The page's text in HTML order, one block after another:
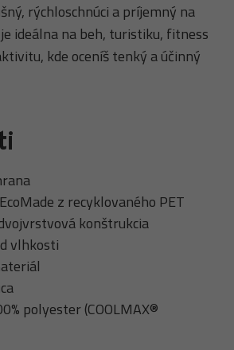
rýchloschnúci a príjemný na
ideálna na beh, turistiku, fitness
kde oceníš tenký a účinný
z recyklovaného PET
konštrukcia
vlhkosti
polyester (COOLMAX®